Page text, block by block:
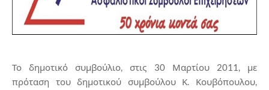
Το δημοτικό συμβούλιο, στις 30 Μαρτίου 2011, με
πρόταση του δημοτικού συμβούλου Κ. Κουβόπουλου,